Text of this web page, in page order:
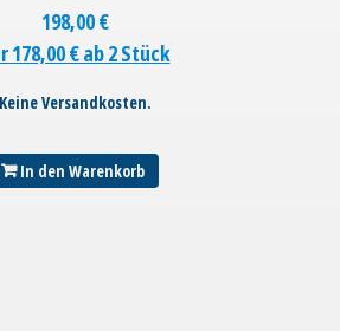
198,00€
178,00 € ab 2 Stück
Keine Versandkosten.
In den Warenkorb